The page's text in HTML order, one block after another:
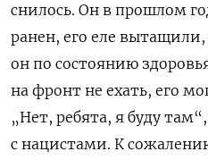
снилось. Он в прошлом
ранен, его еле вытащили,
он по состоянию
на фронт не ехать, его
„Нет, ребята, я буду
с нацистами. К